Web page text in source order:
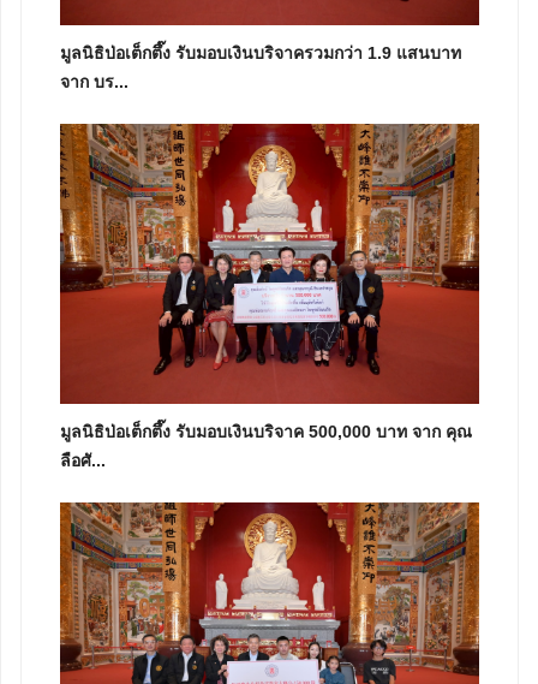
มูลนิธิป่อเต็กตึ๊ง รับมอบเงินบริจาครวมกว่า 1.9 แสนบาท
จาก บร...
มูลนิธิป่อเต็กตึ๊ง รับมอบเงินบริจาค 500,000 บาท จาก คุณ
ลือศั...